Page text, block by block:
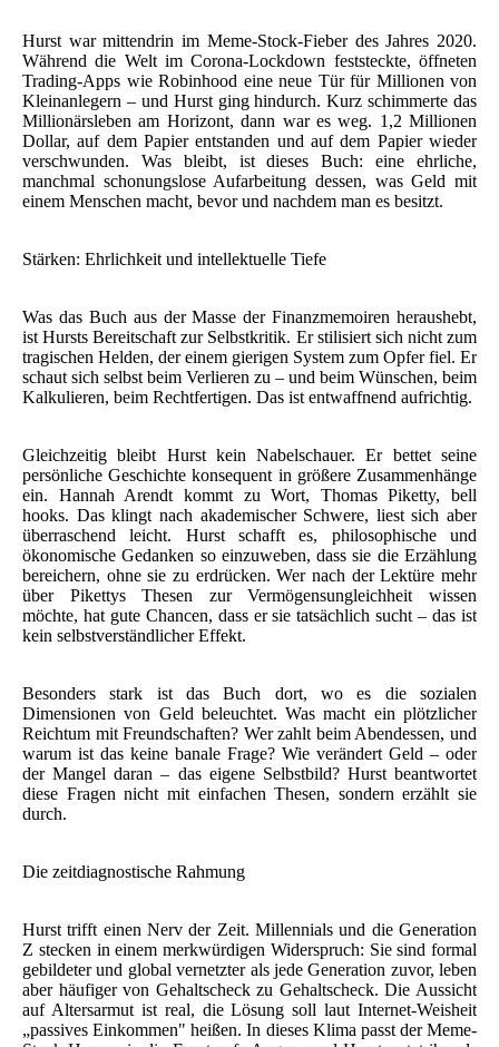
Hurst war mittendrin im Meme-Stock-Fieber des Jahres 2020.
Während die Welt im Corona-Lockdown feststeckte, öffneten
Trading-Apps wie Robinhood eine neue Tür für Millionen von
Kleinanlegern – und Hurst ging hindurch. Kurz schimmerte das
Millionärsleben am Horizont, dann war es weg. 1,2 Millionen
Dollar, auf dem Papier entstanden und auf dem Papier wieder
verschwunden. Was bleibt, ist dieses Buch: eine ehrliche,
manchmal schonungslose Aufarbeitung dessen, was Geld mit
einem Menschen macht, bevor und nachdem man es besitzt.
Stärken: Ehrlichkeit und intellektuelle Tiefe
Was das Buch aus der Masse der Finanzmemoiren heraushebt,
ist Hursts Bereitschaft zur Selbstkritik. Er stilisiert sich nicht zum
tragischen Helden, der einem gierigen System zum Opfer fiel. Er
schaut sich selbst beim Verlieren zu – und beim Wünschen, beim
Kalkulieren, beim Rechtfertigen. Das ist entwaffnend aufrichtig.
Gleichzeitig bleibt Hurst kein Nabelschauer. Er bettet seine
persönliche Geschichte konsequent in größere Zusammenhänge
ein. Hannah Arendt kommt zu Wort, Thomas Piketty, bell
hooks. Das klingt nach akademischer Schwere, liest sich aber
überraschend leicht. Hurst schafft es, philosophische und
ökonomische Gedanken so einzuweben, dass sie die Erzählung
bereichern, ohne sie zu erdrücken. Wer nach der Lektüre mehr
über Pikettys Thesen zur Vermögensungleichheit wissen
möchte, hat gute Chancen, dass er sie tatsächlich sucht – das ist
kein selbstverständlicher Effekt.
Besonders stark ist das Buch dort, wo es die sozialen
Dimensionen von Geld beleuchtet. Was macht ein plötzlicher
Reichtum mit Freundschaften? Wer zahlt beim Abendessen, und
warum ist das keine banale Frage? Wie verändert Geld – oder
der Mangel daran – das eigene Selbstbild? Hurst beantwortet
diese Fragen nicht mit einfachen Thesen, sondern erzählt sie
durch.
Die zeitdiagnostische Rahmung
Hurst trifft einen Nerv der Zeit. Millennials und die Generation
Z stecken in einem merkwürdigen Widerspruch: Sie sind formal
gebildeter und global vernetzter als jede Generation zuvor, leben
aber häufiger von Gehaltscheck zu Gehaltscheck. Die Aussicht
auf Altersarmut ist real, die Lösung soll laut Internet-Weisheit
„passives Einkommen" heißen. In dieses Klima passt der Meme-